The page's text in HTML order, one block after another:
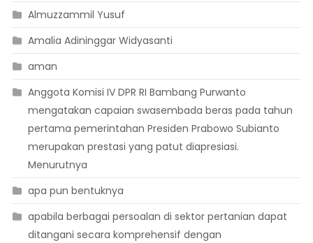
Almuzzammil Yusuf
Amalia Adininggar Widyasanti
aman
Anggota Komisi IV DPR RI Bambang Purwanto
mengatakan capaian swasembada beras pada tahun
pertama pemerintahan Presiden Prabowo Subianto
merupakan prestasi yang patut diapresiasi.
Menurutnya
apa pun bentuknya
apabila berbagai persoalan di sektor pertanian dapat
ditangani secara komprehensif dengan